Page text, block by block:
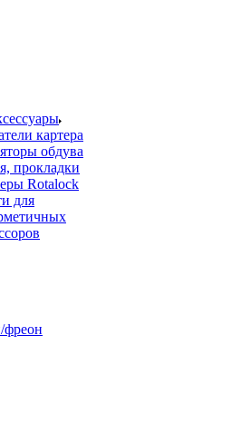
картера
обдува
прокладки
Rotalock
для
фреон